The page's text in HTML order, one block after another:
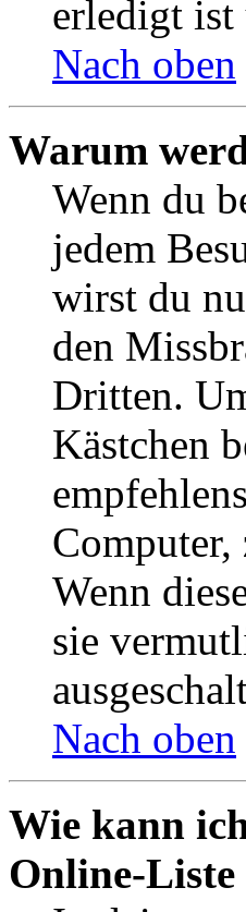
erledigt
Nach oben
Warum
Wenn du
jedem
wirst du
den
Dritten.
Kästchen
Wenn
sie
Nach oben
Wie kann
Online-